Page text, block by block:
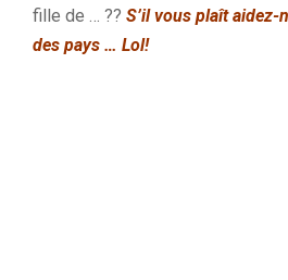
fille de … ?? S’il vous plaît aidez-
des pays … Lol!